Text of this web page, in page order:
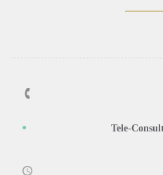
Tele-